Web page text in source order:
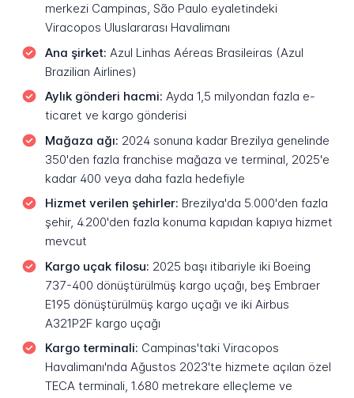
merkezi Campinas, São Paulo eyaletindeki
Viracopos Uluslararası Havalimanı
Ana şirket: Azul Linhas Aéreas Brasileiras (Azul
Brazilian Airlines)
Aylık gönderi hacmi: Ayda 1,5 milyondan fazla e-
ticaret ve kargo gönderisi
Mağaza ağı: 2024 sonuna kadar Brezilya genelinde
350'den fazla franchise mağaza ve terminal, 2025'e
kadar 400 veya daha fazla hedefiyle
Hizmet verilen şehirler: Brezilya'da 5.000'den fazla
şehir, 4.200'den fazla konuma kapıdan kapıya hizmet
mevcut
Kargo uçak filosu: 2025 başı itibariyle iki Boeing
737-400 dönüştürülmüş kargo uçağı, beş Embraer
E195 dönüştürülmüş kargo uçağı ve iki Airbus
A321P2F kargo uçağı
Kargo terminali: Campinas'taki Viracopos
Havalimanı'nda Ağustos 2023'te hizmete açılan özel
TECA terminali, 1.680 metrekare elleçleme ve